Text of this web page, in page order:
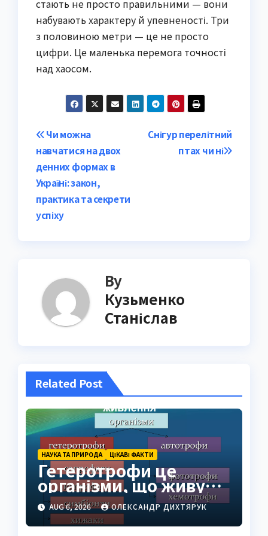
стають не просто правильними — вони
набувають характеру й упевненості. Три
з половиною метри — це не просто
цифри. Це маленька перемога точності
над хаосом.
Post
navigation
Снігур перелітний
птах чи ні
Чи можна
навчатися на двох
денних формах в
Україні: закон,
практика та секрети
успіху
By
Кузьменко
Станіслав
Related Post
НАУКА ТА ПРИРОДА ЦІКАВІ ФАКТИ
Гетеротрофи це
організми, що живуть
за рахунок готової
органіки
AUG 6, 2026 ОЛЕКСАНДР ДИХТЯРУК